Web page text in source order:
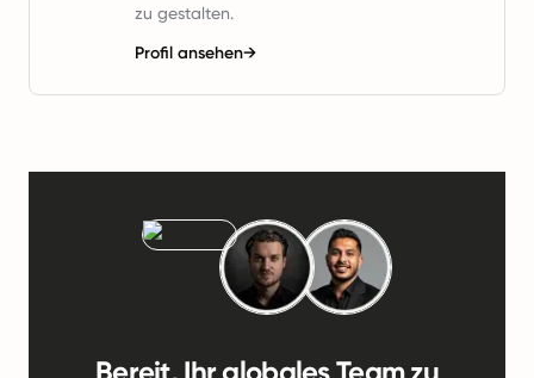
zu gestalten.
Profil ansehen→